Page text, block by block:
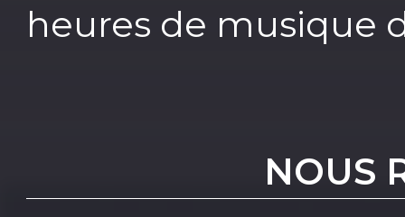
heures de musique
NOUS